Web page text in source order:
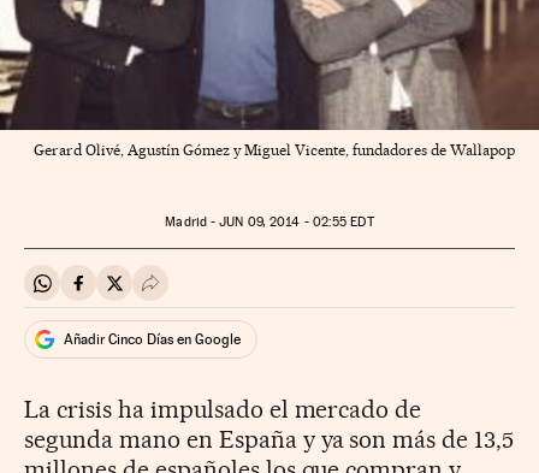
Gerard Olivé, Agustín Gómez y Miguel Vicente, fundadores de Wallapop
Madrid -JUN 09, 2014 - 02:55 EDT
Compartir en Whatsapp
Compartir en Facebook
Compartir en Twitter
Desplegar Redes Sociales
Añadir Cinco Días en Google
La crisis ha impulsado el mercado de
segunda mano en España y ya son más de 13,5